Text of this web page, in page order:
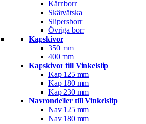
Kärnborr
Skärvätska
Slipersborr
Övriga borr
Kapskivor
350 mm
400 mm
Kapskivor till Vinkelslip
Kap 125 mm
Kap 180 mm
Kap 230 mm
Navrondeller till Vinkelslip
Nav 125 mm
Nav 180 mm